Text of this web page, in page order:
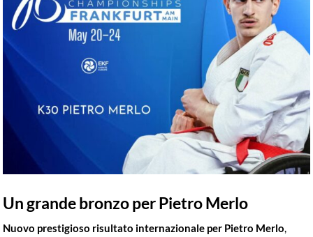
Un grande bronzo per Pietro Merlo
Nuovo prestigioso risultato internazionale per Pietro Merlo